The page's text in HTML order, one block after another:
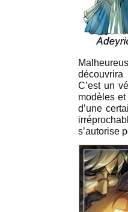
C’est un
modèles
d’une
s’autorise